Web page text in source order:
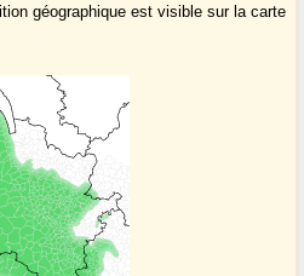
géographique est visible sur la carte